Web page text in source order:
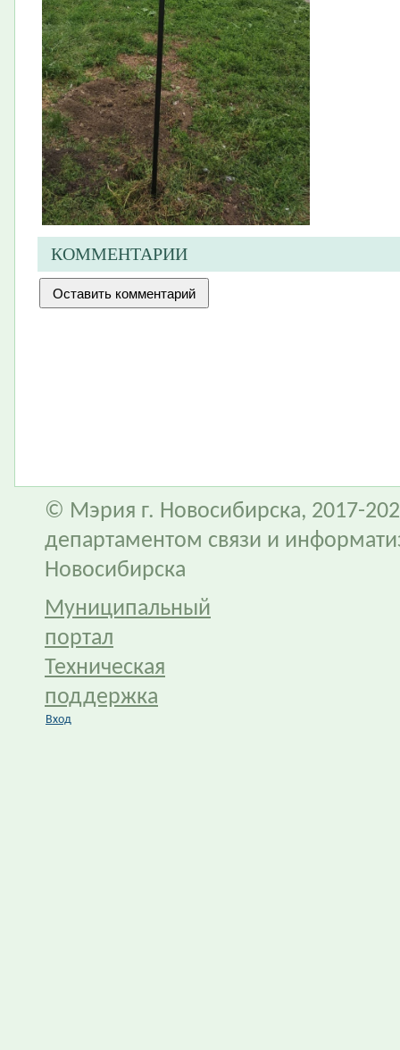
КОММЕНТАРИИ
© Мэрия г. Новосибирска, 2017-
департаментом связи и
Новосибирска
Муниципальный
портал
Техническая
поддержка
Вход